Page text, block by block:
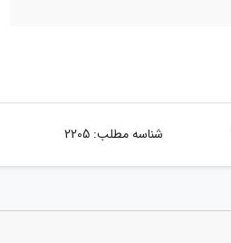
شناسه مطلب: 2205